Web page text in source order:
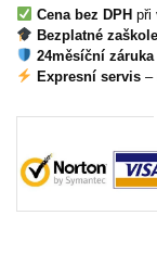
Cena bez DPH při
Bezplatné
24měsíční záruka
Expresní servis–